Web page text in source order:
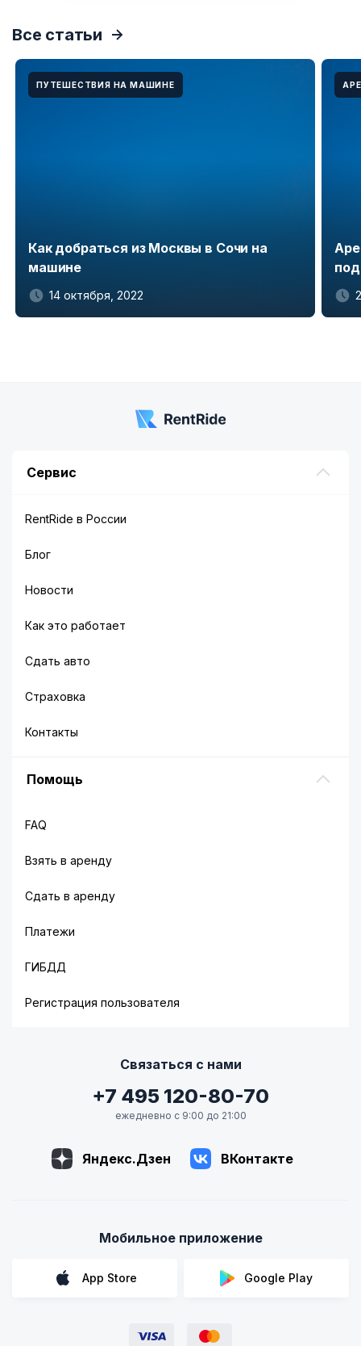
Все статьи
ПУТЕШЕСТВИЯ НА МАШИНЕ
Как добраться из Москвы в Сочи на
машине
14 октября, 2022
Сервис
RentRide в России
Блог
Новости
Как это работает
Сдать авто
Страховка
Контакты
Помощь
FAQ
Взять в аренду
Сдать в аренду
Платежи
ГИБДД
Регистрация пользователя
Связаться с нами
+7 495 120-80-70
ежедневно с 9:00 до 21:00
Яндекс.Дзен ВКонтакте
Мобильное приложение
App Store Google Play